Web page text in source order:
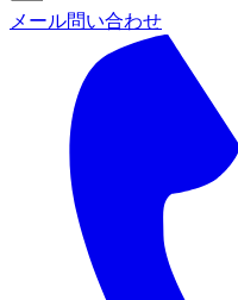
メール問い合わせ